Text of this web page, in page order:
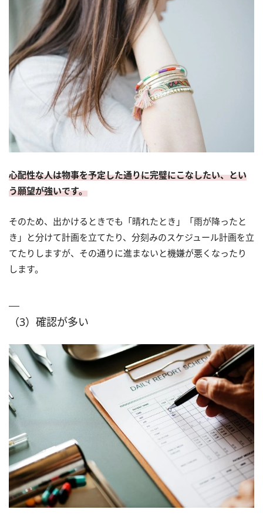
心配性な人は物事を予定した通りに完璧にこなしたい、とい
う願望が強いです。
そのため、出かけるときでも「晴れたとき」「雨が降ったと
き」と分けて計画を立てたり、分刻みのスケジュール計画を立
てたりしますが、その通りに進まないと機嫌が悪くなったり
します。
（3）確認が多い